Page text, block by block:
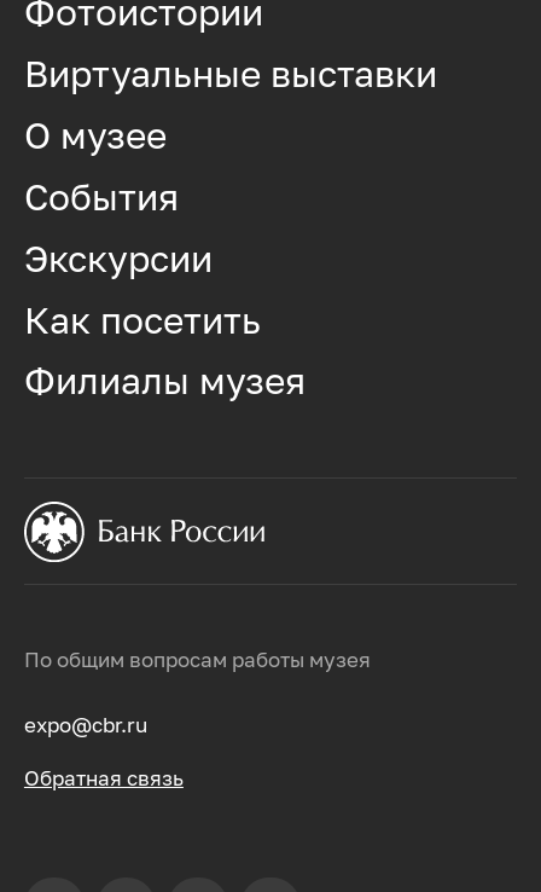
По общим вопросам работы музея
expo@cbr.ru
Обратная связь
Фотоистории
Виртуальные выставки
О музее
События
Экскурсии
Как посетить
Филиалы музея